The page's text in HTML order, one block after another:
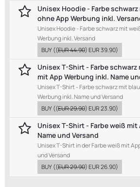
Unisex Hoodie - Farbe
ohne App Werbung inkl.
Unisex Hoodie - Farbe schwarz mit
Werbung inkl. Versand
BUY((EUR 44.90)EUR 39.90)
Unisex T-Shirt - Farbe
mit App Werbung inkl. Name
Unisex T-Shirt - Farbe schwarz mit
Werbung inkl. Name und Versand
BUY((EUR 29.90)EUR 23.90)
Unisex T-Shirt - Farbe weiß mit
Name und Versand
Unisex T-Shirt in der Farbe weiß mit
und Versand
BUY((EUR 29.90)EUR 26.90)